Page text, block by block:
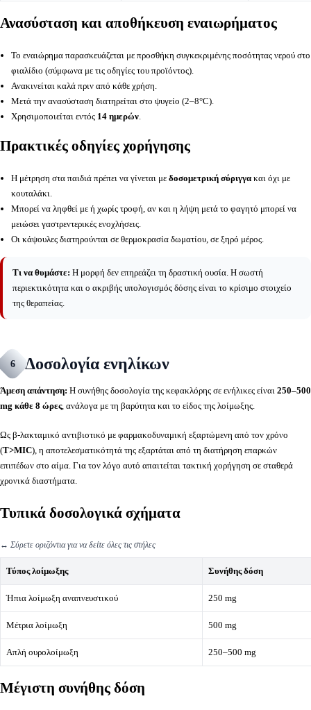
Ανασύσταση και αποθήκευση εναιωρήματος
Το εναιώρημα παρασκευάζεται με προσθήκη συγκεκριμένης ποσότητας νερού στο
φιαλίδιο (σύμφωνα με τις οδηγίες του προϊόντος).
Ανακινείται καλά πριν από κάθε χρήση.
Μετά την ανασύσταση διατηρείται στο ψυγείο (2–8°C).
Χρησιμοποιείται εντός 14 ημερών.
Πρακτικές οδηγίες χορήγησης
Η μέτρηση στα παιδιά πρέπει να γίνεται με δοσομετρική σύριγγακαι όχι με
κουταλάκι.
Μπορεί να ληφθεί με ή χωρίς τροφή, αν και η λήψη μετά το φαγητό μπορεί να
μειώσει γαστρεντερικές ενοχλήσεις.
Οι κάψουλες διατηρούνται σε θερμοκρασία δωματίου, σε ξηρό μέρος.
Τι να θυμάστε: Η μορφή δεν επηρεάζει τη δραστική ουσία. Η σωστή
περιεκτικότητα και ο ακριβής υπολογισμός δόσης είναι το κρίσιμο στοιχείο
της θεραπείας.
6 Δοσολογία ενηλίκων
Άμεση απάντηση: Η συνήθης δοσολογία της κεφακλόρης σε ενήλικες είναι 250–500
mg κάθε 8 ώρες, ανάλογα με τη βαρύτητα και το είδος της λοίμωξης.
Ως β-λακταμικό αντιβιοτικό με φαρμακοδυναμική εξαρτώμενη από τον χρόνο
(T>MIC), η αποτελεσματικότητά της εξαρτάται από τη διατήρηση επαρκών
επιπέδων στο αίμα. Για τον λόγο αυτό απαιτείται τακτική χορήγηση σε σταθερά
χρονικά διαστήματα.
Τυπικά δοσολογικά σχήματα
↔️ Σύρετε οριζόντια για να δείτε όλες τις στήλες
Τύπος λοίμωξης Συνήθης δόση
Ήπια λοίμωξη αναπνευστικού 250 mg
Μέτρια λοίμωξη 500 mg
Απλή ουρολοίμωξη 250–500 mg
Μέγιστη συνήθης δόση